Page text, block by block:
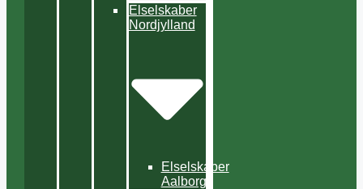
Elselskaber
Nordjylland
Elselskaber
Aalborg